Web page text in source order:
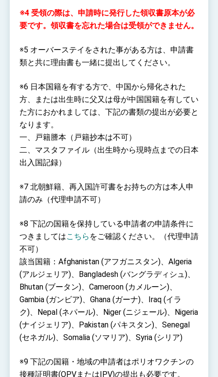
※4 受領の際は、申請時に発行した領収書原本が必
要です。領収書を忘れた場合は受領ができません。
※5 オーバーステイをされた事がある方は、申請書
類と共に理由書も一緒に提出してください。
※6 日本国籍を有する方で、中国から帰化された
方、または出生時に父又は母が中国国籍を有してい
た方におかれましては、下記の書類の提出が必要と
なります。
一、戸籍謄本（戸籍抄本は不可）
二、マスタファイル（出生時から現時点までの日本
出入国記録）
※7 北朝鮮籍、再入国許可書をお持ちの方は本人申
請のみ（代理申請不可）
※8 下記の国籍を保持している申請者の申請条件に
つきましてはこちら をご確認ください。（代理申請
不可）
該当国籍：Afghanistan (アフガニスタン)、Algeria
(アルジェリア)、Bangladesh (バングラディシュ)、
Bhutan (ブータン)、Cameroon (カメルーン)、
Gambia (ガンビア)、Ghana (ガーナ)、Iraq (イラ
ク)、Nepal (ネパール)、Niger (ニジェール)、Nigeria
(ナイジェリア)、Pakistan (パキスタン)、Senegal
(セネガル)、Somalia (ソマリア)、Syria (シリア)
※9 下記の国籍・地域の申請者はポリオワクチンの
接種証明書(OPVまたはIPV)の提出も必要です。